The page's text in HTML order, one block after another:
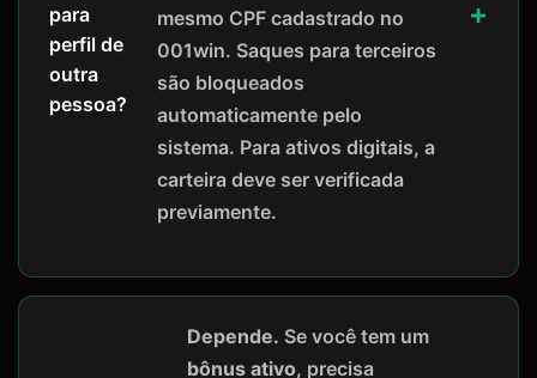
para
perfil de
outra
pessoa?
mesmo CPF cadastrado no
001win. Saques para terceiros
são bloqueados
automaticamente pelo
sistema. Para ativos digitais, a
carteira deve ser verificada
previamente.
Depende. Se você tem um
bônus ativo, precisa